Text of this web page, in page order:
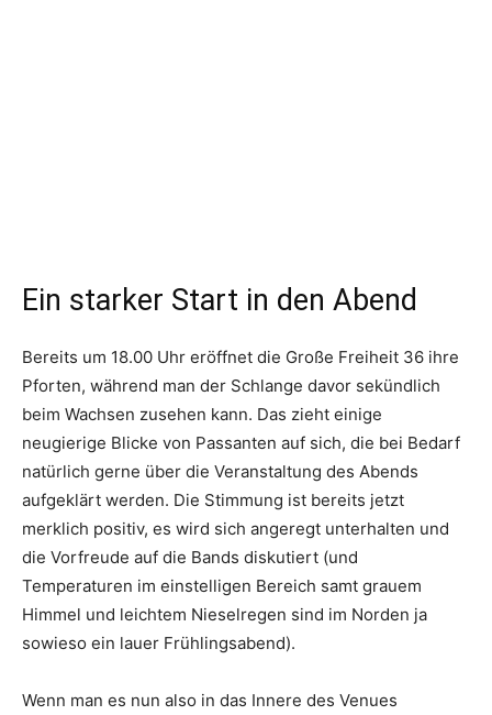
Ein starker Start in den Abend
Bereits um 18.00 Uhr eröffnet die Große Freiheit 36 ihre
Pforten, während man der Schlange davor sekündlich
beim Wachsen zusehen kann. Das zieht einige
neugierige Blicke von Passanten auf sich, die bei Bedarf
natürlich gerne über die Veranstaltung des Abends
aufgeklärt werden. Die Stimmung ist bereits jetzt
merklich positiv, es wird sich angeregt unterhalten und
die Vorfreude auf die Bands diskutiert (und
Temperaturen im einstelligen Bereich samt grauem
Himmel und leichtem Nieselregen sind im Norden ja
sowieso ein lauer Frühlingsabend).
Wenn man es nun also in das Innere des Venues